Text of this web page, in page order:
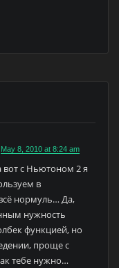
May 8, 2010 at 8:24 am
вот с Ньютоном 2 я
в
нормуль… Да,
нужность
функцией, но
проще с
тебе нужно…